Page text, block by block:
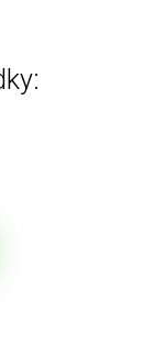
ON LINKEDIN